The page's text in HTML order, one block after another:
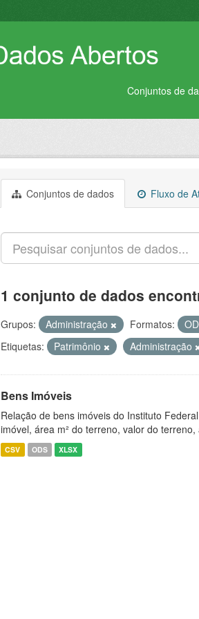
Conjuntos de
Conjuntos de dados Fluxo de
1 conjunto de dados
Grupos: Administração Formatos:
Etiquetas:
Patrimônio Administração
Bens Imóveis
Relação de bens imóveis do Instituto
imóvel, área m² do terreno, valor do terreno,
CSV ODS XLSX